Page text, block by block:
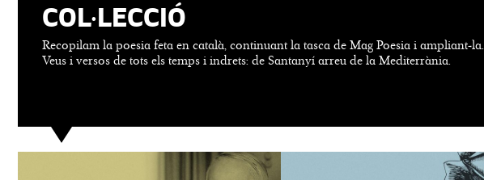
COL·LECCIÓ
Recopilam la poesia feta en català, continuant la tasca de Mag Poesia i ampliant-la.
Veus i versos de tots els temps i indrets: de Santanyí arreu de la Mediterrània.